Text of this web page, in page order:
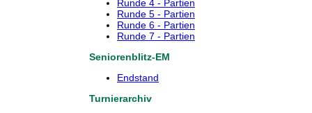
Runde 4 - Partien
Runde 5 - Partien
Runde 6 - Partien
Runde 7 - Partien
Seniorenblitz-EM
Endstand
Turnierarchiv